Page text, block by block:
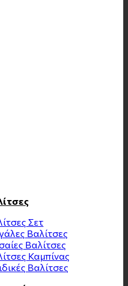
Σετ
Βαλίτσες
Βαλίτσες
Καμπίνας
Βαλίτσες